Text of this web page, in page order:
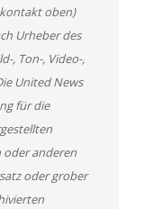
oben)
Urheber des
, Ton-, Video-,
United News
für die
oder anderen
oder grober